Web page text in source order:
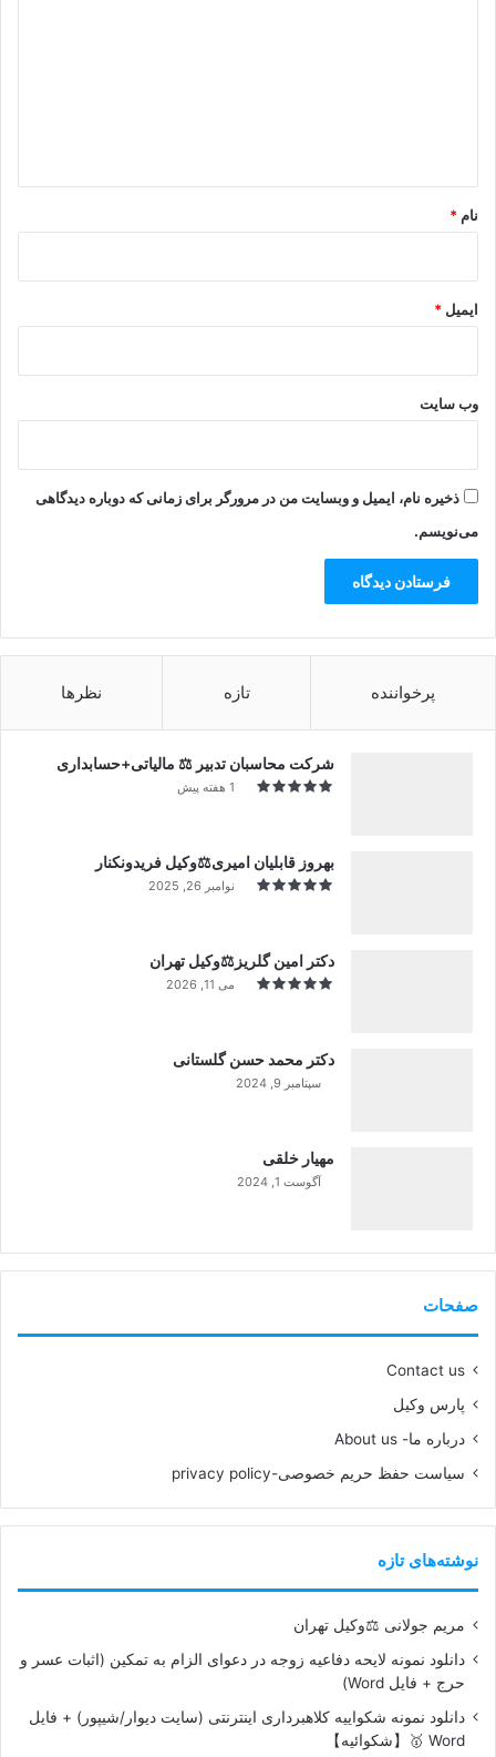
نام *
ایمیل *
وب‌ سایت
ذخیره نام، ایمیل و وبسایت من در مرورگر برای زمانی که دوباره دیدگاهی
می‌نویسم.
پرخواننده تازه نظرها
شرکت محاسبان تدبیر ⚖️ مالیاتی+حسابداری
1 هفته پیش
بهروز قابلیان امیری⚖️وکیل فریدونکنار
نوامبر 26, 2025
دکتر امین گلریز⚖️وکیل تهران
می 11, 2026
دکتر محمد حسن گلستانی
سپتامبر 9, 2024
مهیار خلقی
آگوست 1, 2024
صفحات
Contact us
پارس وکیل
درباره ما- About us
سیاست حفظ حریم خصوصی-privacy policy
نوشته‌های تازه
مریم جولانی ⚖️وکیل تهران
دانلود نمونه لایحه دفاعیه زوجه در دعوای الزام به تمکین (اثبات عسر و
حرج + فایل Word)
دانلود نمونه شکواییه کلاهبرداری اینترنتی (سایت دیوار/شیپور) + فایل
Word 🥇【شکوائیه】